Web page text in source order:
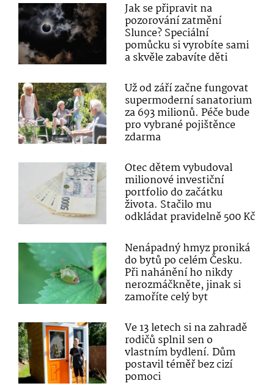
Jak se připravit na
pozorování zatmění
Slunce? Speciální
pomůcku si vyrobíte sami
a skvěle zabavíte děti
Už od září začne fungovat
supermoderní sanatorium
za 693 milionů. Péče bude
pro vybrané pojištěnce
zdarma
Otec dětem vybudoval
milionové investiční
portfolio do začátku
života. Stačilo mu
odkládat pravidelně 500 Kč
Nenápadný hmyz proniká
do bytů po celém Česku.
Při nahánění ho nikdy
nerozmáčkněte, jinak si
zamoříte celý byt
Ve 13 letech si na zahradě
rodičů splnil sen o
vlastním bydlení. Dům
postavil téměř bez cizí
pomoci